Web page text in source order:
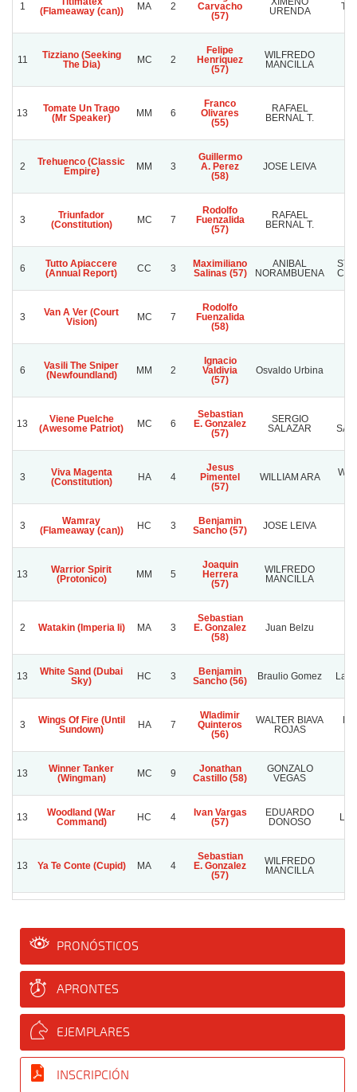
1
(Flameaway (can))
MA 2
Carvacho
(57)
URENDA
11
Tizziano (Seeking
The Dia)
MC 2
Felipe
Henriquez
(57)
WILFREDO
MANCILLA
13
Tomate Un Trago
(Mr Speaker)
MM 6
Franco
Olivares
(55)
RAFAEL
BERNAL T.
2
Trehuenco (Classic
Empire)
MM 3
Guillermo
A. Perez
(58)
JOSE LEIVA
3
Triunfador
(Constitution)
MC 7
Rodolfo
Fuenzalida
(57)
RAFAEL
BERNAL T.
6
Tutto Apiaccere
(Annual Report)
CC 3
Maximiliano
Salinas (57)
ANIBAL
NORAMBUENA
3
Van A Ver (Court
Vision)
MC 7
Rodolfo
Fuenzalida
(58)
6
Vasili The Sniper
(Newfoundland)
MM 2
Ignacio
Valdivia
(57)
Osvaldo Urbina
13
Viene Puelche
(Awesome Patriot)
MC 6
Sebastian
E. Gonzalez
(57)
SERGIO
SALAZAR
3
Viva Magenta
(Constitution)
HA 4
Jesus
Pimentel
(57)
WILLIAM ARA
3
Wamray
(Flameaway (can))
HC 3
Benjamin
Sancho (57)
JOSE LEIVA
13
Warrior Spirit
(Protonico)
MM 5
Joaquin
Herrera
(57)
WILFREDO
MANCILLA
2 Watakin (Imperia Ii) MA 3
Sebastian
E. Gonzalez
(58)
Juan Belzu
13
White Sand (Dubai
Sky)
HC 3
Benjamin
Sancho (56)
Braulio Gomez Las
3
Wings Of Fire (Until
Sundown)
HA 7
Wladimir
Quinteros
(56)
WALTER BIAVA
ROJAS
13
Winner Tanker
(Wingman)
MC 9
Jonathan
Castillo (58)
GONZALO
VEGAS
13
Woodland (War
Command)
HC 4
Ivan Vargas
(57)
EDUARDO
DONOSO
LO
13 Ya Te Conte (Cupid) MA 4
Sebastian
E. Gonzalez
(57)
WILFREDO
MANCILLA
PRONÓSTICOS
APRONTES
EJEMPLARES
INSCRIPCIÓN